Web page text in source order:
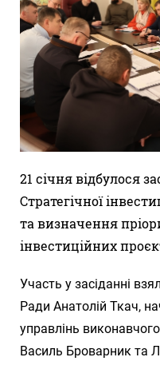
21 січня відбулося
Стратегічної
та визначення
інвестиційних
Участь у засіданні
Ради Анатолій Ткач,
управлінь
Василь Броварник та